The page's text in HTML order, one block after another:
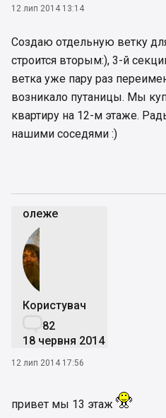
12 лип 2014 13:14
Создаю отдельную ветку
строится вторым:), 3-й
ветка уже пару раз
возникало путаницы. Мы
квартиру на 12-м этаже.
нашими соседями :)
олеже
Користувач
82
18 червня 2014
12 лип 2014 17:56
привет мы 13 этаж